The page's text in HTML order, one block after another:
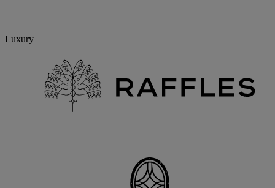
Luxury